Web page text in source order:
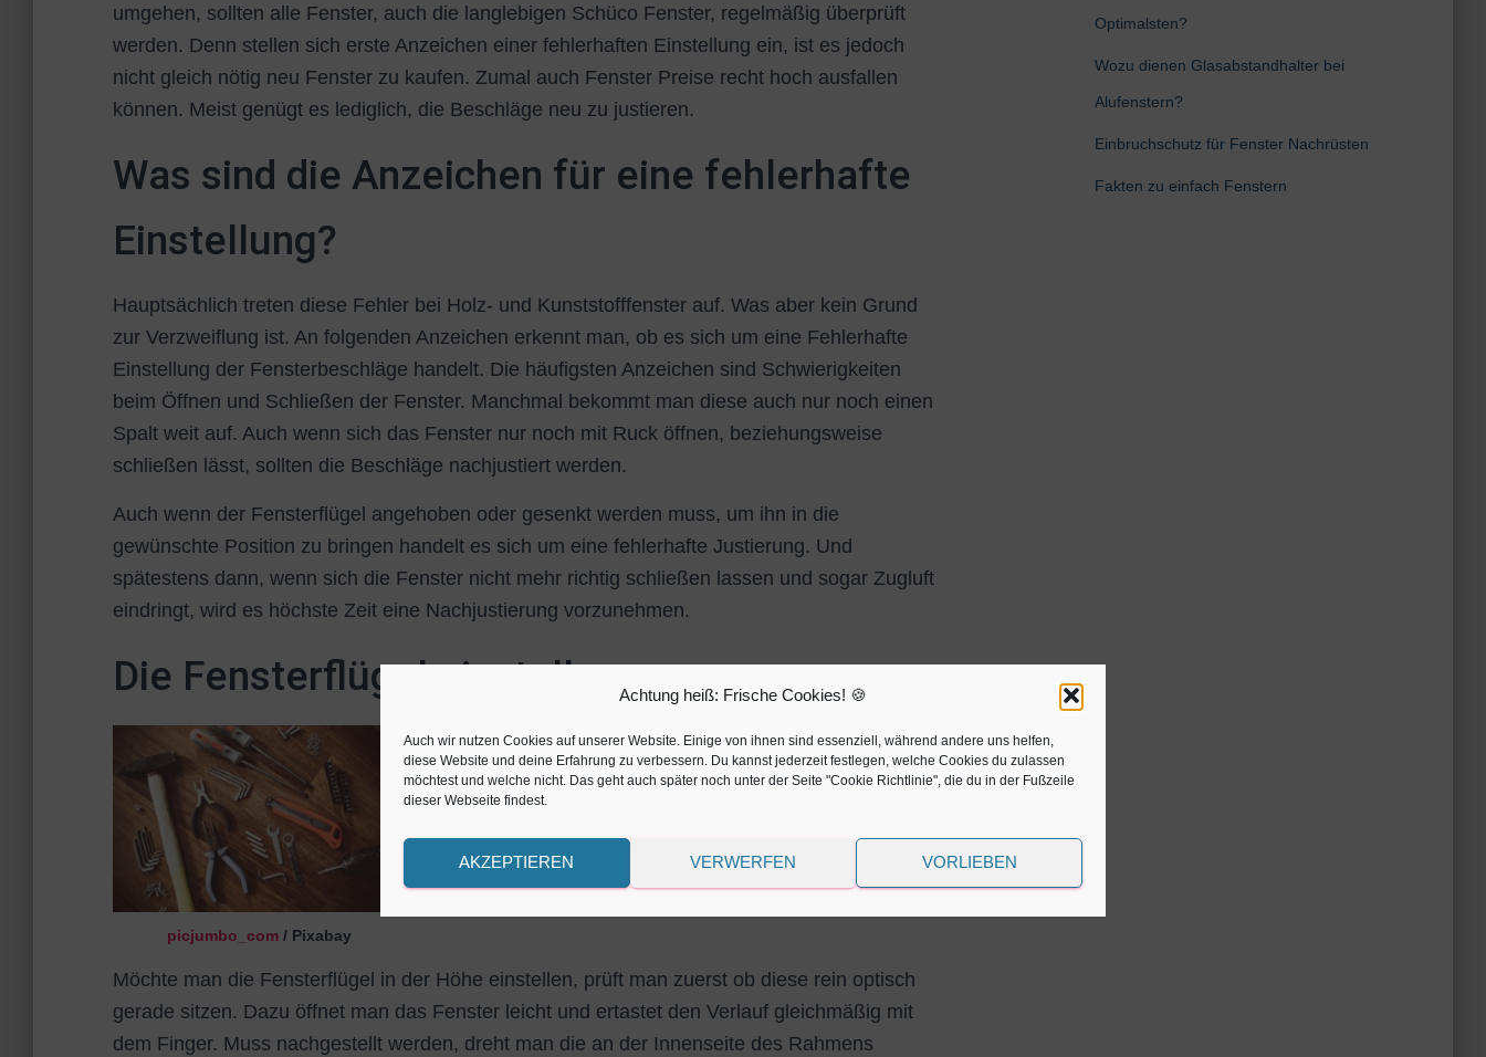
Achtung heiß: Frische Cookies! 🍪
Auch wir nutzen Cookies auf unserer Website. Einige von ihnen sind essenziell, während andere uns helfen,
diese Website und deine Erfahrung zu verbessern. Du kannst jederzeit festlegen, welche Cookies du zulassen
möchtest und welche nicht. Das geht auch später noch unter der Seite "Cookie Richtlinie", die du in der Fußzeile
dieser Webseite findest.
AKZEPTIEREN VERWERFEN VORLIEBEN
umgehen, sollten alle Fenster, auch die langlebigen Schüco Fenster, regelmäßig überprüft
werden. Denn stellen sich erste Anzeichen einer fehlerhaften Einstellung ein, ist es jedoch
nicht gleich nötig neu Fenster zu kaufen. Zumal auch Fenster Preise recht hoch ausfallen
können. Meist genügt es lediglich, die Beschläge neu zu justieren.
Was sind die Anzeichen für eine fehlerhafte
Einstellung?
Hauptsächlich treten diese Fehler bei Holz- und Kunststofffenster auf. Was aber kein Grund
zur Verzweiflung ist. An folgenden Anzeichen erkennt man, ob es sich um eine Fehlerhafte
Einstellung der Fensterbeschläge handelt. Die häufigsten Anzeichen sind Schwierigkeiten
beim Öffnen und Schließen der Fenster. Manchmal bekommt man diese auch nur noch einen
Spalt weit auf. Auch wenn sich das Fenster nur noch mit Ruck öffnen, beziehungsweise
schließen lässt, sollten die Beschläge nachjustiert werden.
Auch wenn der Fensterflügel angehoben oder gesenkt werden muss, um ihn in die
gewünschte Position zu bringen handelt es sich um eine fehlerhafte Justierung. Und
spätestens dann, wenn sich die Fenster nicht mehr richtig schließen lassen und sogar Zugluft
eindringt, wird es höchste Zeit eine Nachjustierung vorzunehmen.
Die Fensterflügel einstellen
picjumbo_com/ Pixabay
Möchte man die Fensterflügel in der Höhe einstellen, prüft man zuerst ob diese rein optisch
gerade sitzen. Dazu öffnet man das Fenster leicht und ertastet den Verlauf gleichmäßig mit
dem Finger. Muss nachgestellt werden, dreht man die an der Innenseite des Rahmens
Optimalsten?
Wozu dienen Glasabstandhalter bei
Alufenstern?
Einbruchschutz für Fenster Nachrüsten
Fakten zu einfach Fenstern